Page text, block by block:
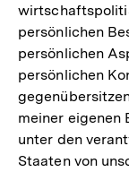
persönlichen
persönlichen
persönlichen
meiner eigenen
unter den
Staaten von